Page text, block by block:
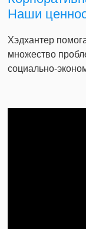
Наши
Хэдхантер
множество
социально-